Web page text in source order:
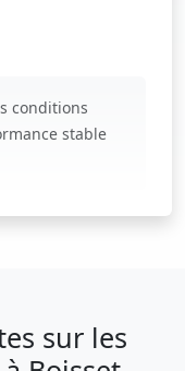
conditions
stable
sur les